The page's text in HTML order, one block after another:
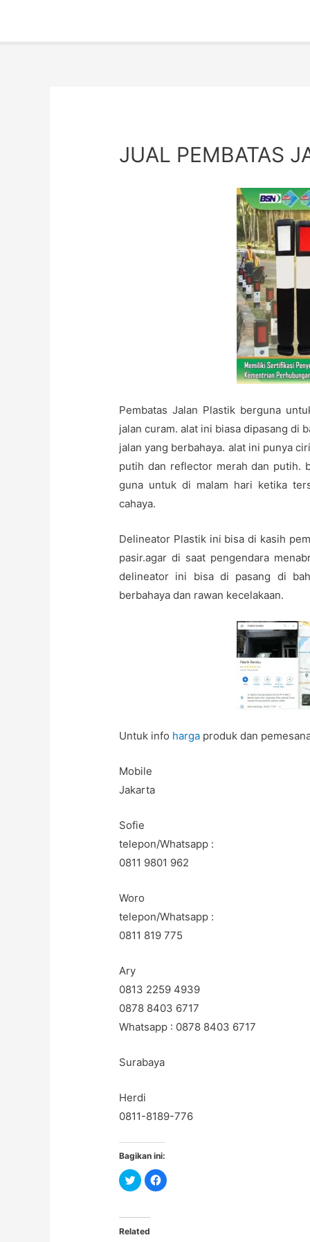
JUAL PEMBATAS
Pembatas Jalan Plastik berguna
jalan curam. alat ini biasa dipasang di
jalan yang berbahaya. alat ini punya
putih dan reflector merah dan putih.
guna untuk di malam hari ketika
cahaya.
Delineator Plastik ini bisa di kasih
pasir.agar di saat pengendara
delineator ini bisa di pasang di
berbahaya dan rawan kecelakaan.
Untuk info harga produk dan
Mobile
Jakarta
Sofie
telepon/Whatsapp :
0811 9801 962
Woro
telepon/Whatsapp :
0811 819 775
Ary
0813 2259 4939
0878 8403 6717
Whatsapp : 0878 8403 6717
Surabaya
Herdi
0811-8189-776
Bagikan ini:
C
l
t
o
s
C
l
Related